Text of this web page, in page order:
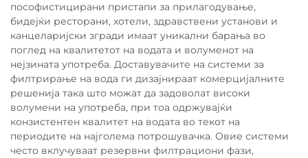
пософистицирани пристапи за прилагодување,
бидејќи ресторани, хотели, здравствени установи и
канцеларијски згради имаат уникални барања во
поглед на квалитетот на водата и волуменот на
нејзината употреба. Доставувачите на системи за
филтрирање на вода ги дизајнираат комерцијалните
решенија така што можат да задоволат високи
волумени на употреба, при тоа одржувајќи
конзистентен квалитет на водата во текот на
периодите на најголема потрошувачка. Овие системи
често вклучуваат резервни филтрациони фази,